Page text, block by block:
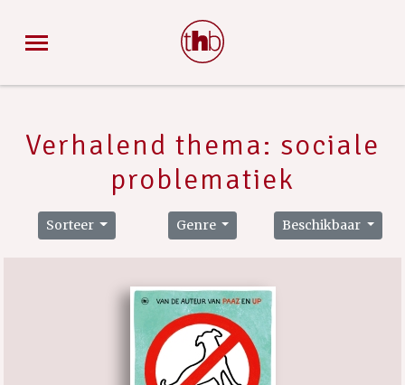
Verhalend thema: sociale
problematiek
Sorteer Genre Beschikbaar